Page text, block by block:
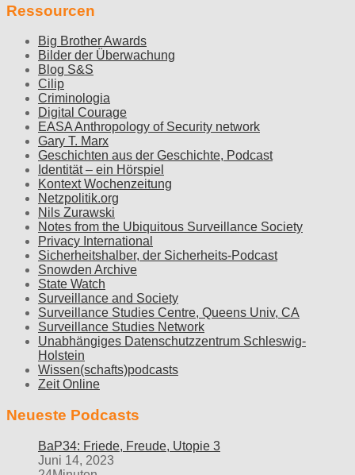
Ressourcen
Big Brother Awards
Bilder der Überwachung
Blog S&S
Cilip
Criminologia
Digital Courage
EASA Anthropology of Security network
Gary T. Marx
Geschichten aus der Geschichte, Podcast
Identität – ein Hörspiel
Kontext Wochenzeitung
Netzpolitik.org
Nils Zurawski
Notes from the Ubiquitous Surveillance Society
Privacy International
Sicherheitshalber, der Sicherheits-Podcast
Snowden Archive
State Watch
Surveillance and Society
Surveillance Studies Centre, Queens Univ, CA
Surveillance Studies Network
Unabhängiges Datenschutzzentrum Schleswig-
Holstein
Wissen(schafts)podcasts
Zeit Online
Neueste Podcasts
BaP34: Friede, Freude, Utopie 3
Juni 14, 2023